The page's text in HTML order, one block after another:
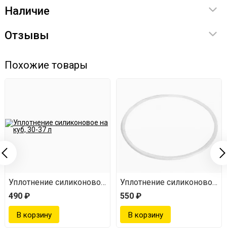
Наличие
Отзывы
Похожие товары
куб, 50 л
Уплотнение силиконовое на куб, 30-37 л
490 ₽
Уплотнение силиконовое
550 ₽